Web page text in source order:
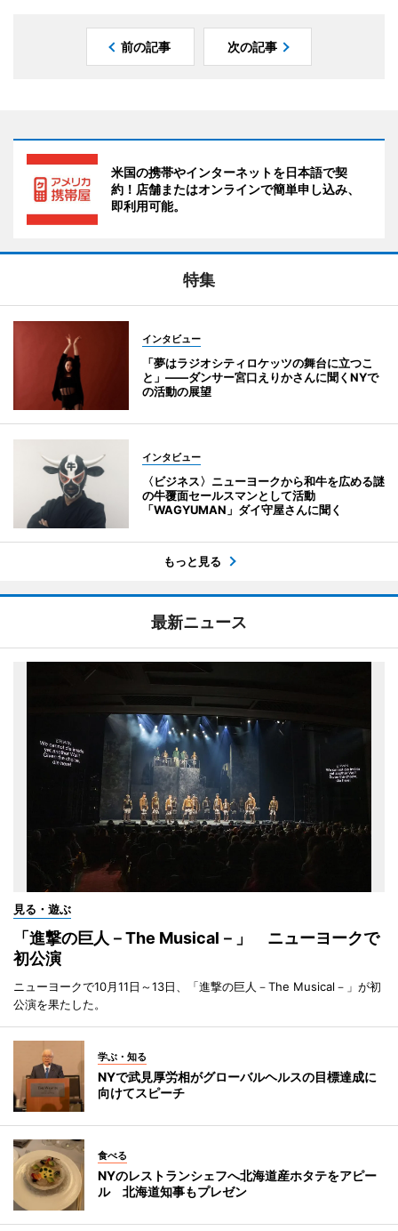
前の記事 次の記事
米国の携帯やインターネットを日本語で契
約！店舗またはオンラインで簡単申し込み、
即利用可能。
特集
インタビュー
「夢はラジオシティロケッツの舞台に立つこ
と」――ダンサー宮口えりかさんに聞くNYで
の活動の展望
インタビュー
〈ビジネス〉ニューヨークから和牛を広める謎
の牛覆面セールスマンとして活動
「WAGYUMAN」ダイ守屋さんに聞く
もっと見る
最新ニュース
見る・遊ぶ
「進撃の巨人－The Musical－」 ニューヨークで
初公演
ニューヨークで10月11日～13日、「進撃の巨人－The Musical－」が初
公演を果たした。
学ぶ・知る
NYで武見厚労相がグローバルヘルスの目標達成に
向けてスピーチ
食べる
NYのレストランシェフへ北海道産ホタテをアピー
ル 北海道知事もプレゼン